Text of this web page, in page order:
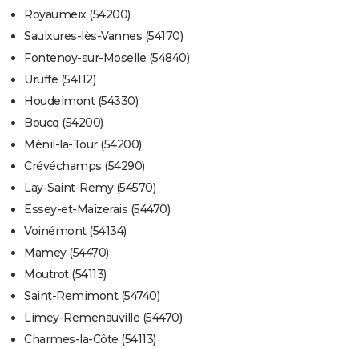
Royaumeix (54200)
Saulxures-lès-Vannes (54170)
Fontenoy-sur-Moselle (54840)
Uruffe (54112)
Houdelmont (54330)
Boucq (54200)
Ménil-la-Tour (54200)
Crévéchamps (54290)
Lay-Saint-Remy (54570)
Essey-et-Maizerais (54470)
Voinémont (54134)
Mamey (54470)
Moutrot (54113)
Saint-Remimont (54740)
Limey-Remenauville (54470)
Charmes-la-Côte (54113)